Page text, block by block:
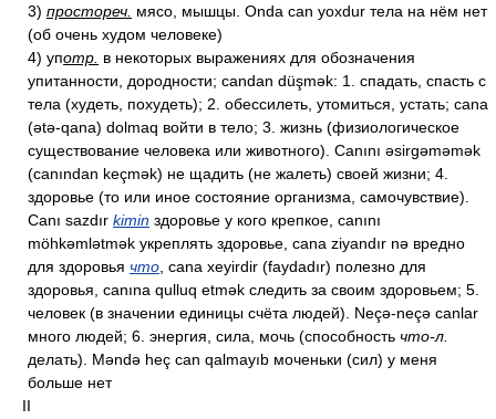
3) простореч. мясо, мышцы. Onda can yoxdur тела на нём нет
(об очень худом человеке)
4) употр. в некоторых выражениях для обозначения
упитанности, дородности; candan düşmək: 1. спадать, спасть с
тела (худеть, похудеть); 2. обессилеть, утомиться, устать; cana
(ətə-qana) dolmaq войти в тело; 3. жизнь (физиологическое
существование человека или животного). Canını əsirgəməmək
(canından keçmək) не щадить (не жалеть) своей жизни; 4.
здоровье (то или иное состояние организма, самочувствие).
Canı sazdır kimin здоровье у кого крепкое, canını
möhkəmlətmək укреплять здоровье, cana ziyandır nə вредно
для здоровья что , cana xeyirdir (faydadır) полезно для
здоровья, canına qulluq etmək следить за своим здоровьем; 5.
человек (в значении единицы счёта людей). Neçə-neçə canlar
много людей; 6. энергия, сила, мочь (способность что-л.
делать). Məndə heç can qalmayıb моченьки (сил) у меня
больше нет
II